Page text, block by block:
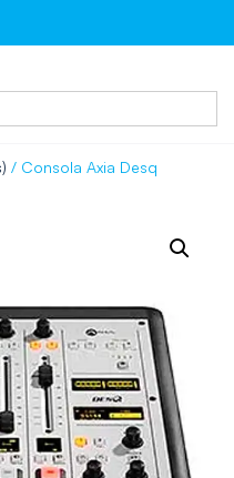
/ Consola Axia Desq